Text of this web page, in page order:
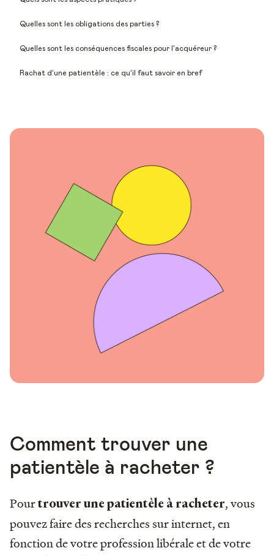
Quelles sont les obligations des parties ?
Quelles sont les conséquences fiscales pour l'acquéreur ?
Rachat d’une patientèle : ce qu’il faut savoir en bref
Comment trouver une
patientèle à racheter ?
Pourtrouver une patientèle à racheter, vous
pouvez faire des recherches sur internet, en
fonction de votre profession libérale et de votre